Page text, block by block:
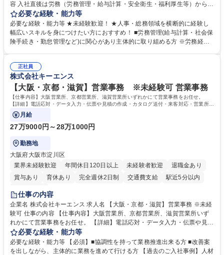
容 入社直後は労務（労務管理・給与計算・安全衛生・福利厚生等）からお
任せいたします。将来は総務・採用・教育業務へ守備範囲を広げ、組織運
営を支えるゼネラリストをめざせます。 ・初期業務：労働時間管理、給与
計算、社会保険対応、福利厚生管理、安全衛生、健康経営推進等をお任せ
します。ご経験に応じて、休職者管理など、幅広く経験を積んでいただき
幅広く経験を積みたい意欲がある方に最適な環境です。 募集職種 【総
務・人事】未経験歓迎/日立グループ/組織運営を支えるゼネラリストを目
指す
必要な経験・能力等
必要な経験・能力等 ★未経験歓迎！ ★人事・総務領域を横断的に経験し
幅広いスキルを身につけたい方におすすめ！ ■労務管理(給与計算・社会保
険手続き・勤怠管理など)に関心があり主体的に取り組める方 ※労務経験
のご経験 ■労務管理（給与計算・社会保険手続き・勤怠管理など）の経験
■衛生管理者の資格をお持ちの方 学歴・資格 学歴：大学院 大学 高専 短大
専修学校 高校 語学力： 資格：
正社員
株式会社キーエンス
【大阪・京都・滋賀】営業事務 ※未経験可 営業事務
【仕事内容】大阪営業所、京都営業所、滋賀営業所いずれかにて営業事務をお任せ。
【詳細】電話応対・データ入力・伝票や見積の作成・カタログ送付・来客対応・営業所内
で発生する事務業務や業務改善をお任せ。
月給
27万9000円～28万1000円
勤務地
大阪府大阪市淀川区
業界未経験歓迎
年間休日120日以上 未経験者歓迎
退職金あり
賞与あり
育休あり 完全週休2日制 交通費支給
駅近5分以内
土日祝休み
仕事の内容
企業名 株式会社キーエンス 求人名 【大阪・京都・滋賀】営業事務 ※未経
験可 仕事の内容 【仕事内容】大阪営業所、京都営業所、滋賀営業所いず
れかにて営業事務をお任せ。 【詳細】電話応対・データ入力・伝票や見積
の作成・カタログ送付・来客対応・営業所内で発生する事務業務や業務改
善をお任せ。 【教育制度】ご入社後、育成担当とペアになりながらOJTに
て業務を覚えていただくことが可能です。業務システムがきちんと構築さ
必要な経験・能力等
必要な経験・能力等 【必須】■協調性を持って業務推進出来る方 ■改善案
を出しながら、主体的に業務を進めて行ける方 【過去のご入社事例】人材